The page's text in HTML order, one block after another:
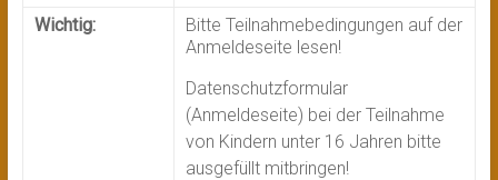
Wichtig:
Bitte Teilnahmebedingungen auf der
Anmeldeseite lesen!
Datenschutzformular
(Anmeldeseite) bei der Teilnahme
von Kindern unter 16 Jahren bitte
ausgefüllt mitbringen!